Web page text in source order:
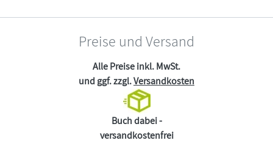
Preise und Versand
Alle Preise inkl. MwSt.
und ggf. zzgl.Versandkosten
Buch dabei -
versandkostenfrei